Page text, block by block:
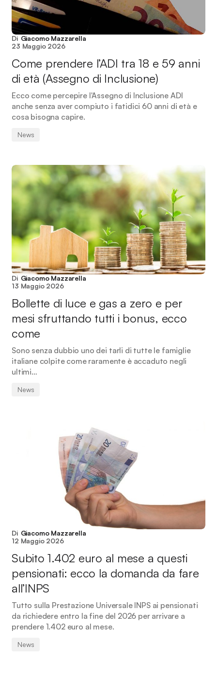
Di Giacomo Mazzarella
23 Maggio 2026
Come prendere l’ADI tra 18 e 59 anni
di età (Assegno di Inclusione)
Ecco come percepire l'Assegno di Inclusione ADI
anche senza aver compiuto i fatidici 60 anni di età e
cosa bisogna capire.
News
Di Giacomo Mazzarella
13 Maggio 2026
Bollette di luce e gas a zero e per
mesi sfruttando tutti i bonus, ecco
come
Sono senza dubbio uno dei tarli di tutte le famiglie
italiane colpite come raramente è accaduto negli
ultimi…
News
Di Giacomo Mazzarella
12 Maggio 2026
Subito 1.402 euro al mese a questi
pensionati: ecco la domanda da fare
all’INPS
Tutto sulla Prestazione Universale INPS ai pensionati
da richiedere entro la fine del 2026 per arrivare a
prendere 1.402 euro al mese.
News